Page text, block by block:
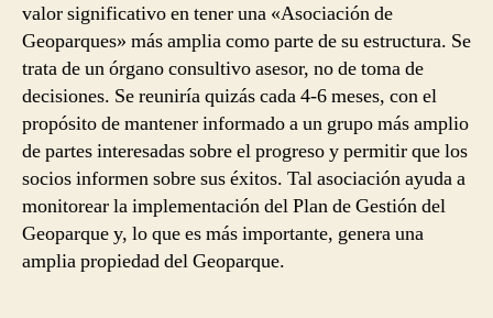
valor significativo en tener una «Asociación de
Geoparques» más amplia como parte de su estructura. Se
trata de un órgano consultivo asesor, no de toma de
decisiones. Se reuniría quizás cada 4-6 meses, con el
propósito de mantener informado a un grupo más amplio
de partes interesadas sobre el progreso y permitir que los
socios informen sobre sus éxitos. Tal asociación ayuda a
monitorear la implementación del Plan de Gestión del
Geoparque y, lo que es más importante, genera una
amplia propiedad del Geoparque.